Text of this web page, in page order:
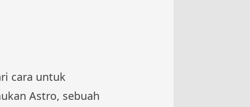
cara untuk
Astro, sebuah